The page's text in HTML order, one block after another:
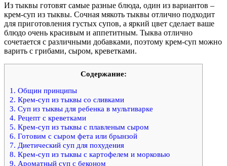
Из тыквы готовят самые разные блюда, один из вариантов –
крем-суп из тыквы. Сочная мякоть тыквы отлично подходит
для приготовления густых супов, а яркий цвет сделает ваше
блюдо очень красивым и аппетитным. Тыква отлично
сочетается с различными добавками, поэтому крем-суп можно
варить с грибами, сыром, креветками.
Содержание:
1. Общин принципы
2. Крем-суп из тыквы со сливками
3. Суп из тыквы для ребенка в мультиварке
4. Рецепт с креветками
5. Крем-суп из тыквы с плавленым сыром
6. Готовим с сыром фета или брынзой
7. Диетический суп для похудения
8. Крем-суп из тыквы с картофелем и морковью
9. Ароматный суп с беконом